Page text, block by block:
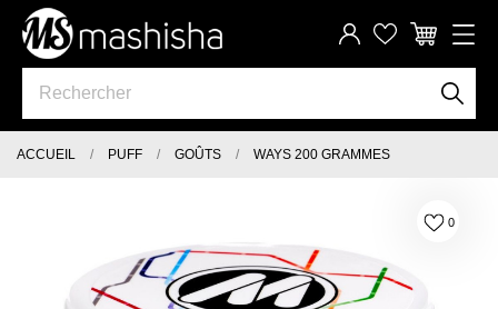
ACCUEIL PUFF GOÛTS WAYS 200 GRAMMES
0